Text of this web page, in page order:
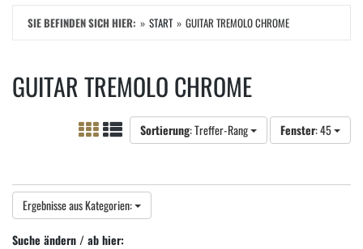
SIE BEFINDEN SICH HIER: START GUITAR TREMOLO CHROME
GUITAR TREMOLO CHROME
Sortierung: Treffer-Rang Fenster: 45
Ergebnisse aus Kategorien:
Suche ändern / ab hier: